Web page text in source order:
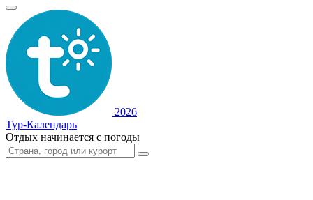
2026
Тур-Календарь
Отдых начинается с погоды